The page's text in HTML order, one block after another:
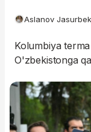
Aslanov Jasurbek
Kolumbiya
O'zbekistonga